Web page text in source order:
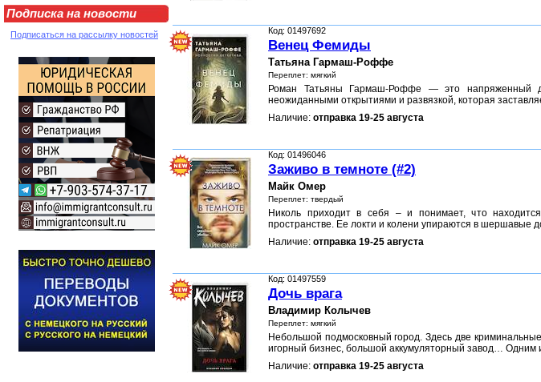
Подписка на новости
Подписаться на рассылку новостей Код: 01497692
Венец Фемиды
Татьяна Гармаш-Роффе
Переплет: мягкий
Роман Татьяны Гармаш-Роффе — это напряженный
неожиданными открытиями и развязкой, которая
Наличие: отправка 19-25 августа
Код: 01496046
Заживо в темноте (#2)
Майк Омер
Переплет: твердый
Николь приходит в себя – и понимает, что
пространстве. Ее локти и колени упираются в шершавые
Наличие: отправка 19-25 августа
Код: 01497559
Дочь врага
Владимир Колычев
Переплет: мягкий
Небольшой подмосковный город. Здесь две
игорный бизнес, большой аккумуляторный завод… Одним
Наличие: отправка 19-25 августа